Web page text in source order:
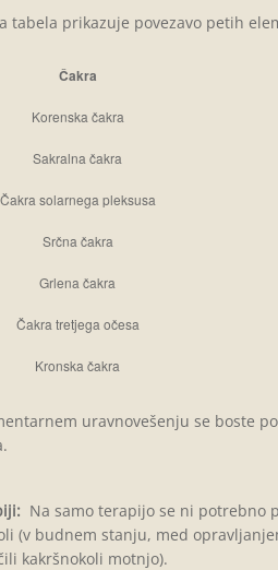
tabela prikazuje povezavo petih
Čakra
Korenska čakra
Sakralna čakra
Čakra solarnega pleksusa
Srčna čakra
Grlena čakra
Čakra tretjega očesa
Kronska čakra
uravnovešenju se boste
Na samo terapijo se ni potrebno
(v budnem stanju, med
kakršnokoli motnjo).